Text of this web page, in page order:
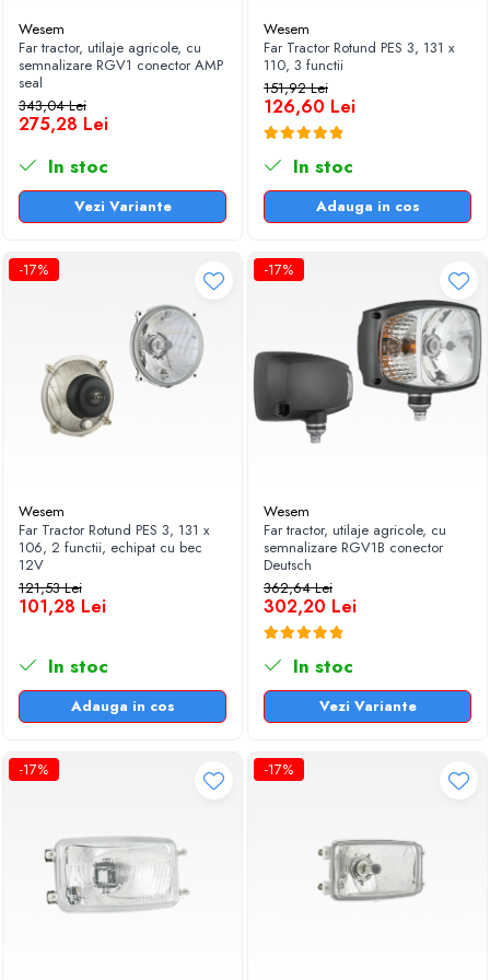
Folii Solare pentru Geamuri Auto
Frigidere Auto
Huse si Protectii Scaun Auto
Incalzitoare Auto
Nuci volan universale pentru auto,
utilaje si tractoare
Organizare si Fixare Portbagaj
Parasolare Auto pentru Parbriz si
Perii, Bureti si Lavete Auto
Accesorii spalare auto
Lavete si microfibra auto
Manusi si bureti spalare auto
Prosoape auto pentru uscare
Seturi curatare auto
Statii radio CB auto si camion
Suporturi Numar de Inmatriculare
Testere si Diagnoza Auto
Ventilatoare Auto
Scule electrice
Acumulatori, baterii si incarcatoare
Amestecatoare electrice, mixere
Aparate sudura
Flexuri si polizoare
Wesem
Far tractor, utilaje agricole, cu
semnalizare RGV1 conector AMP
seal
343,04 Lei
275,28 Lei
In stoc
Vezi Variante
Wesem
Far Tractor Rotund PES 3, 131 x
110, 3 functii
151,92 Lei
126,60 Lei
In stoc
Adauga in cos
-17%
Wesem
Far Tractor Rotund PES 3, 131 x
106, 2 functii, echipat cu bec
12V
121,53 Lei
101,28 Lei
In stoc
Adauga in cos
-17%
Wesem
Far tractor, utilaje agricole, cu
semnalizare RGV1B conector
Deutsch
362,64 Lei
302,20 Lei
In stoc
Vezi Variante
-17% -17%